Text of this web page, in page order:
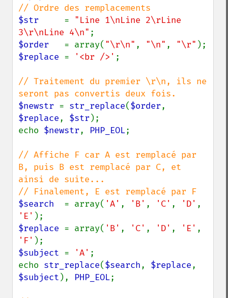
$str = "Line 1\nLine 2\rLine
3\r\nLine 4\n"
$order = array( "\r\n" , "\n" , "\r"
$replace = '<br />' ;
// Traitement du premier \r\n, ils ne
$newstr = str_replace($order
$replace, $str );
echo $newstr, PHP_EOL;
// Affiche F car A est remplacé par
B, puis B est remplacé par C, et
ainsi de suite...
$search = array( 'A' , 'B' , 'C' , 'D'
'E'
$replace = array( 'B' , 'C' , 'D' , 'E'
'F'
$subject = 'A' ;
echo str_replace($search, $replace
$subject ), PHP_EOL;